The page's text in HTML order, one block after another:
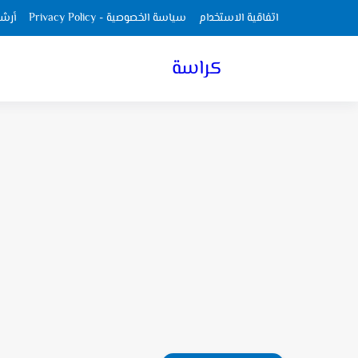
اتفاقية الاستخدام سياسة الخصوصية - Privacy Policy
كراسة